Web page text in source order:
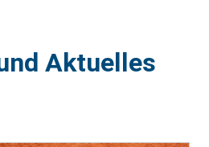
Aktuelles